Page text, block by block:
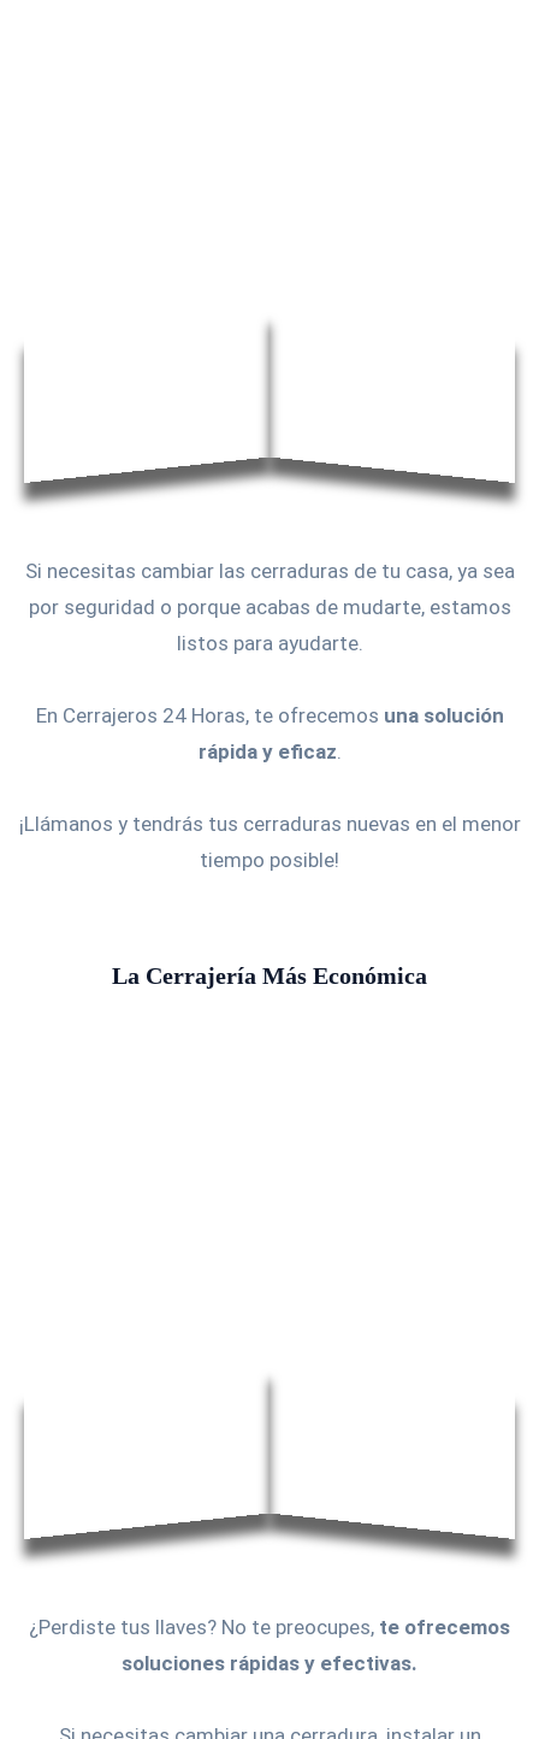
Si necesitas cambiar las cerraduras de tu casa, ya sea
por seguridad o porque acabas de mudarte, estamos
listos para ayudarte.
En Cerrajeros 24 Horas, te ofrecemos una solución
rápida y eficaz.
¡Llámanos y tendrás tus cerraduras nuevas en el menor
tiempo posible!
La Cerrajería Más Económica
¿Perdiste tus llaves? No te preocupes, te ofrecemos
soluciones rápidas y efectivas.